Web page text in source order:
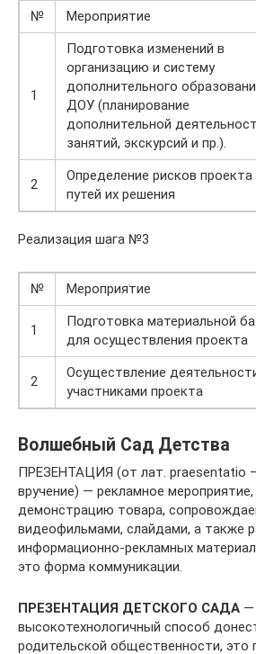
№ Мероприятие
1
Подготовка изменений в
организацию и систему
дополнительного
ДОУ (планирование
дополнительной
занятий, экскурсий и пр.).
2
Определение рисков проекта
путей их решения
Реализация шага №3
№ Мероприятие
1
Подготовка материальной
для осуществления проекта
2
Осуществление
участниками проекта
Волшебный Сад Детства
ПРЕЗЕНТАЦИЯ (от лат. praesentatio
вручение) — рекламное
демонстрацию товара,
видеофильмами, слайдами, а также
информационно-рекламных
это форма коммуникации.
ПРЕЗЕНТАЦИЯ ДЕТСКОГО САДА —
высокотехнологичный способ
родительской общественности, это